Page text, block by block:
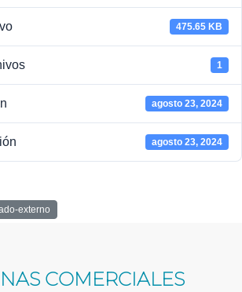
475.65 KB
1
agosto 23, 2024
agosto 23, 2024
externo
COMERCIALES